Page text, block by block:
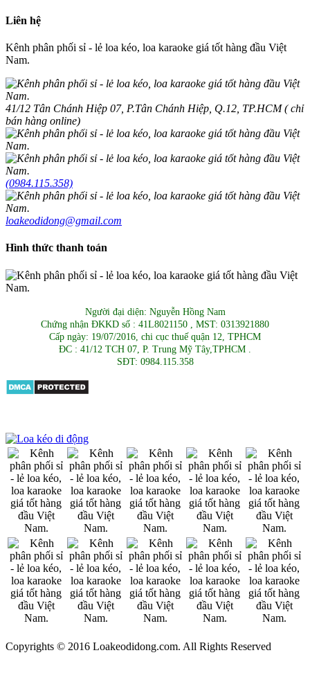
Liên hệ
Kênh phân phối sỉ - lẻ loa kéo, loa karaoke giá tốt hàng đầu Việt
Nam.
41/12 Tân Chánh Hiệp 07, P.Tân Chánh Hiệp, Q.12, TP.HCM ( chỉ
bán hàng online)
(0984.115.358)
loakeodidong@gmail.com
Hình thức thanh toán
Người đại diện: Nguyễn Hồng Nam
Chứng nhận ĐKKD số : 41L8021150 , MST: 0313921880
Cấp ngày: 19/07/2016, chi cục thuế quận 12, TPHCM
ĐC : 41/12 TCH 07, P. Trung Mỹ Tây,TPHCM .
SĐT: 0984.115.358
Copyrights © 2016 Loakeodidong.com. All Rights Reserved